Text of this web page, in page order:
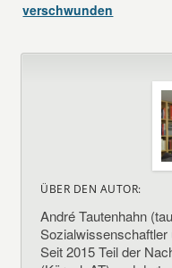
verschwunden
ÜBER DEN AUTOR:
André Tautenhahn
Sozialwissenschaftler
Seit 2015 Teil der